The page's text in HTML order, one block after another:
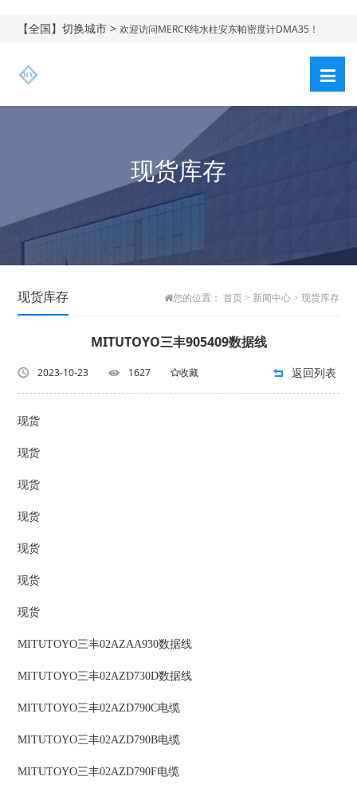
【全国】切换城市 >欢迎访问MERCK纯水柱安东帕密度计DMA35！
现货库存
现货库存 您的位置： 首页> 新闻中心> 现货库存
MITUTOYO三丰905409数据线
2023-10-23 1627 收藏 返回列表
现货
现货
现货
现货
现货
现货
现货
MITUTOYO三丰02AZAA930数据线
MITUTOYO三丰02AZD730D数据线
MITUTOYO三丰02AZD790C电缆
MITUTOYO三丰02AZD790B电缆
MITUTOYO三丰02AZD790F电缆